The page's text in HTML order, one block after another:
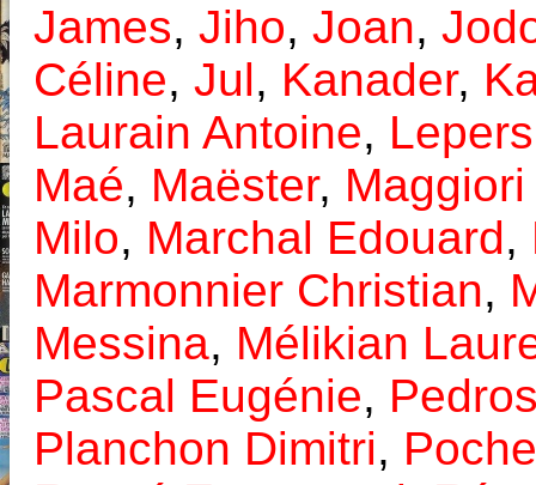
James, Jiho, Joan,
Céline, Jul, Kanader,
Laurain Antoine,
Maé, Maëster,
Milo, Marchal Edouard,
Marmonnier Christian,
Messina, Mélikian
Pascal Eugénie,
Planchon Dimitri,